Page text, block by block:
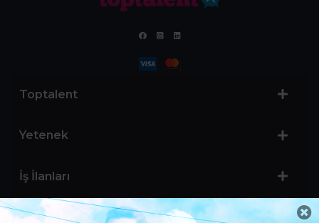
Toptalent
Yetenek
İş İlanları
Sertifika Programları